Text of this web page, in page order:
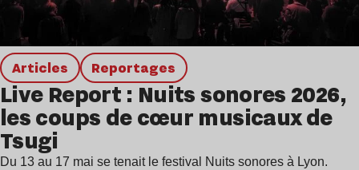
Articles Reportages
Live Report : Nuits sonores 2026,
les coups de cœur musicaux de
Tsugi
Du 13 au 17 mai se tenait le festival Nuits sonores à Lyon.